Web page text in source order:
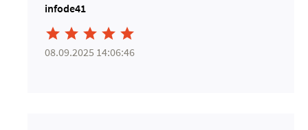
infode41
    
08.09.2025 14:06:46